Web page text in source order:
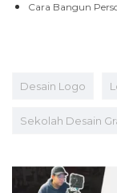
Cara Bangun
Desain Logo
Sekolah Desain